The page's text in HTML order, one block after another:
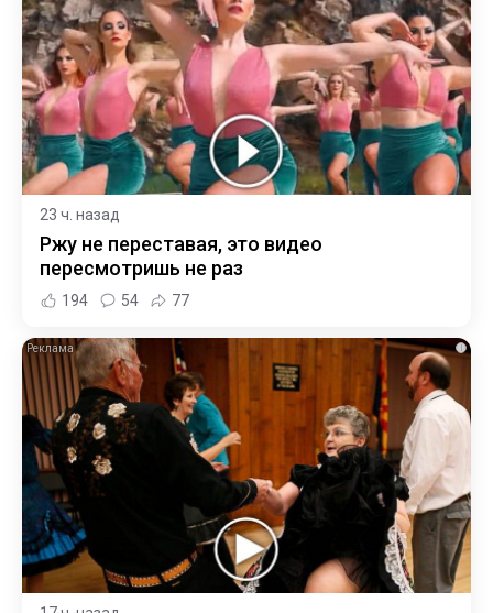
23 ч. назад
Ржу не переставая, это видео
пересмотришь не раз
194 54 77
i